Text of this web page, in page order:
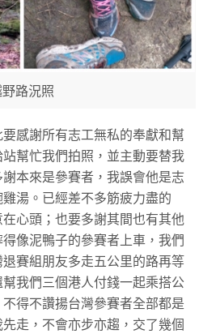
路況照
要感謝所有志工無私的奉獻和幫
幫忙我們拍照，並主動要替我
本來是參賽者，我誤會他是志
湯。已經差不多筋疲力盡的
心頭；也要多謝其間也有其他
像泥鴨子的參賽者上車，我們
賽組朋友多走五公里的路再等
我們三個港人付錢一起乘搭公
得不讚揚台灣參賽者全部都是
走，不會亦步亦趨，交了幾個